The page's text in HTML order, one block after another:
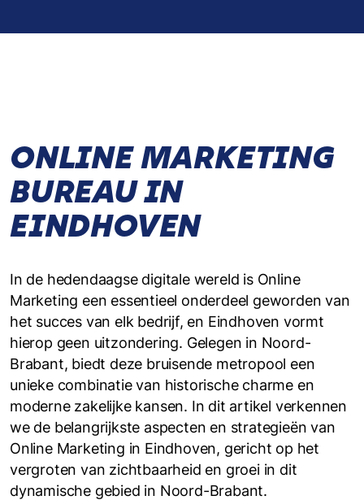
ONLINE MARKETING
BUREAU IN
EINDHOVEN
In de hedendaagse digitale wereld is Online
Marketing een essentieel onderdeel geworden van
het succes van elk bedrijf, en Eindhoven vormt
hierop geen uitzondering. Gelegen in Noord-
Brabant, biedt deze bruisende metropool een
unieke combinatie van historische charme en
moderne zakelijke kansen. In dit artikel verkennen
we de belangrijkste aspecten en strategieën van
Online Marketing in Eindhoven, gericht op het
vergroten van zichtbaarheid en groei in dit
dynamische gebied in Noord-Brabant.